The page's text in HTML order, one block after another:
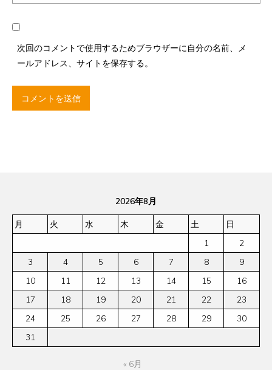
次回のコメントで使用するためブラウザーに自分の名前、メ
ールアドレス、サイトを保存する。
2026年8月
月 火 水 木 金 土
日
1
2
3
4 5 6 7 8
9
10
11 12 13 14 15
16
17
18 19 20 21 22
23
24
25 26 27 28 29
30
31
« 6月